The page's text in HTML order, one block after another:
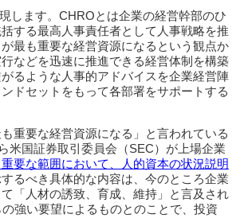
します。CHROとは企業の経営幹部のひ
する最高人事責任者として人事戦略を推
最も重要な経営資源になるという観点か
などを迅速に推進できる経営体制を構築
るような人事的アドバイスを企業経営陣
ドセットをもって各部署をサポートする
重要な経営資源になる」と言われている
米国証券取引委員会（SEC）が上場企業
要な範囲において、人的資本の状況説明
るべき具体的な内容は、今のところ企業
「人材の誘致、育成、維持」と言及され
強い要望によるものとのことで、投資